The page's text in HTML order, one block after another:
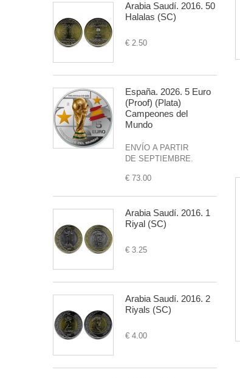
Arabia Saudí. 2016. 50
Halalas (SC)
€ 2.50
España. 2026. 5 Euro
(Proof) (Plata)
Campeones del
Mundo
ENVÍO A PARTIR
DE SEPTIEMBRE.
€ 73.00
Arabia Saudí. 2016. 1
Riyal (SC)
€ 3.25
Arabia Saudí. 2016. 2
Riyals (SC)
€ 4.00